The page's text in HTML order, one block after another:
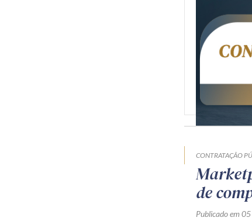
CONTRATAÇÃO
de
Publicado em